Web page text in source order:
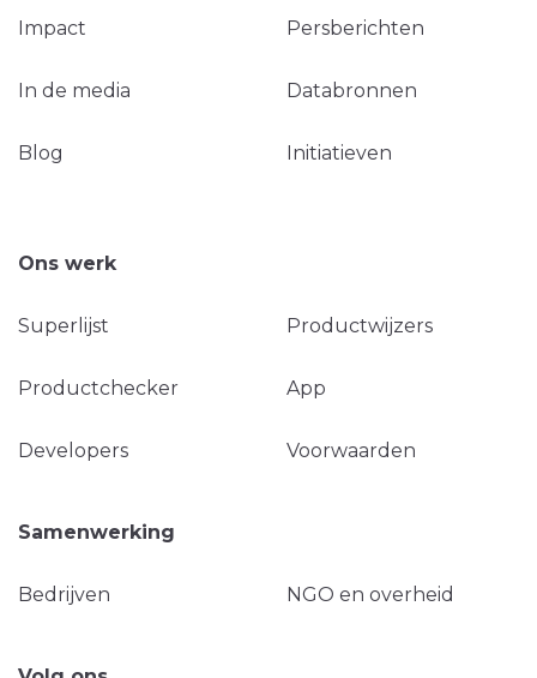
Impact Persberichten
In de media Databronnen
Blog Initiatieven
Ons werk
Superlijst Productwijzers
Productchecker App
Developers Voorwaarden
Samenwerking
Bedrijven NGO en overheid